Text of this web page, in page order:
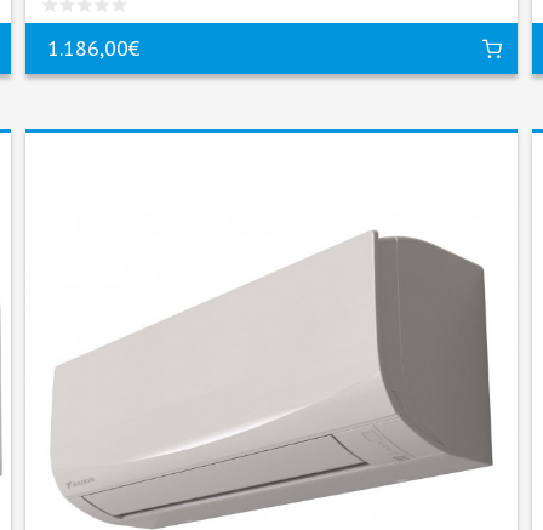
1.186,00€